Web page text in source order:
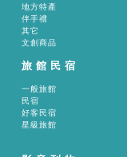
地方特產
伴手禮
其它
文創商品
旅館民宿
一般旅館
民宿
好客民宿
星級旅館